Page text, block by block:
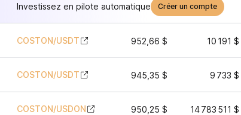
Investissez en pilote automatique Créer un compte
COSTON/USDT 952,66 $ 10 191 $
COSTON/USDT 945,35 $ 9 733 $
COSTON/USDON 950,25 $ 14 783 511 $